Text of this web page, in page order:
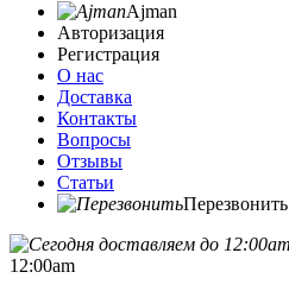
Ajman
Авторизация
Регистрация
О нас
Доставка
Контакты
Вопросы
Отзывы
Статьи
Перезвонить
12:00am